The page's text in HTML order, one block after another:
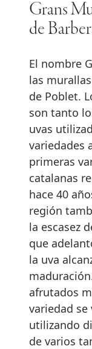
Grans
de
El nombre
las
de Poblet.
son tanto
uvas
variedades
primeras
catalanas
hace 40
región
la escasez
que
la uva
afrutados
variedad
utilizando
de varios